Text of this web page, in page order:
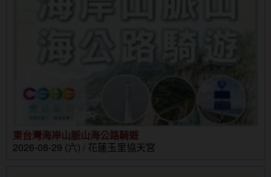
東台灣海岸山脈山海公路騎遊
2026-08-29 (六) / 花蓮玉里協天宮